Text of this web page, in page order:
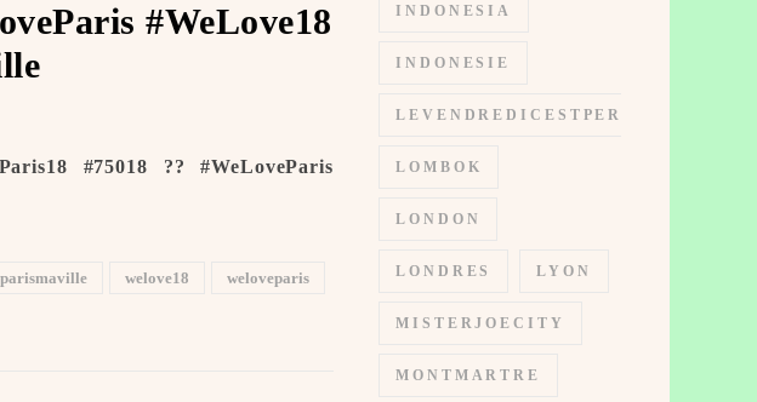
#WeLove18
#75018 ?? #WeLoveParis
parismaville welove18 weloveparis
INDONESIA
INDONESIE
LEVENDREDICESTPERMIS
LOMBOK
LONDON
LONDRES LYON
MISTERJOECITY
MONTMARTRE